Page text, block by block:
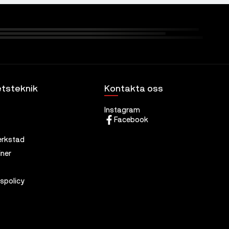
Kontakta oss
Instagram
Facebook